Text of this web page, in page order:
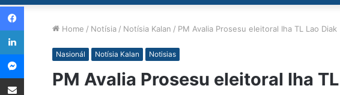
Home / Notísia / Notísia Kalan / PM Avalia Prosesu eleitoral Iha TL Lao Diak
Nasionál Notísia Kalan Notisias
PM Avalia Prosesu eleitoral Iha
Facebook
LinkedIn
Messenger